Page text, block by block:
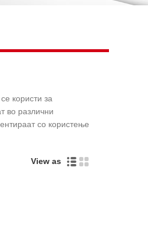
користи за
во различни
со користење
View as